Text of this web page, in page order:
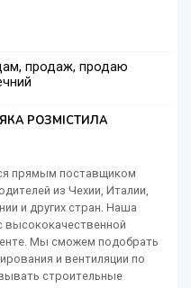
продаж, продаю
РОЗМІСТИЛА
прямым поставщиком
из Чехии, Италии,
и других стран. Наша
высококачественной
Мы сможем подобрать
и вентиляции по
строительные